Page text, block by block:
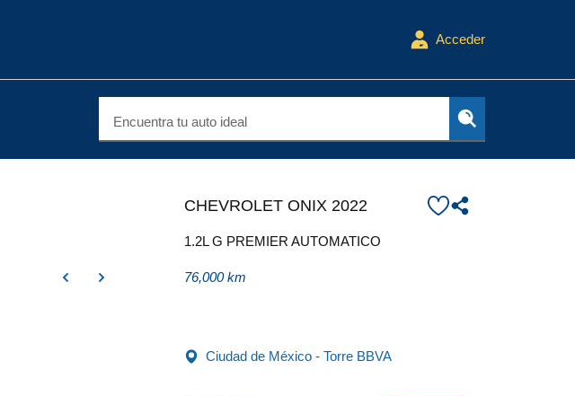
Acceder
Encuentra tu auto ideal
CHEVROLET ONIX 2022
1.2L G PREMIER AUTOMATICO
76,000 km
Ciudad de México - Torre BBVA